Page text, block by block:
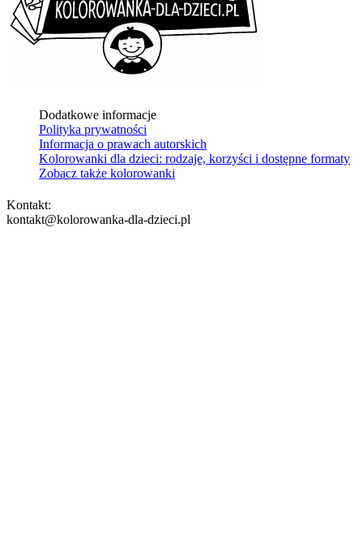
Dodatkowe informacje
Polityka prywatności
Informacja o prawach autorskich
Kolorowanki dla dzieci: rodzaje, korzyści i dostępne formaty
Zobacz także kolorowanki
Kontakt:
kontakt@kolorowanka-dla-dzieci.pl